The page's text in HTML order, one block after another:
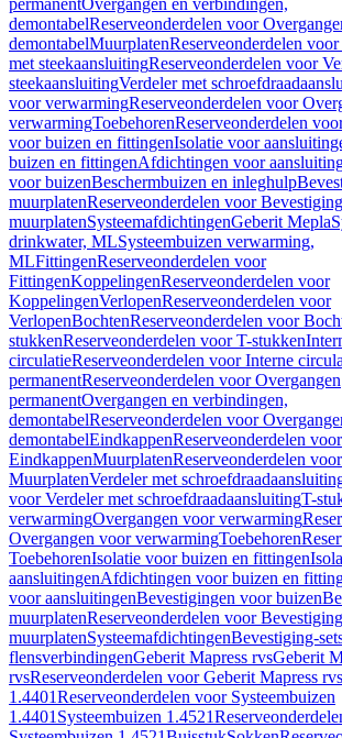
permanentOvergangen en verbindingen,
demontabelReserveonderdelen voor
demontabelMuurplatenReserveonderdelen
met steekaansluitingReserveonderdelen voor
steekaansluitingVerdeler met
voor verwarmingReserveonderdelen voor
verwarmingToebehorenReserveonderdelen
voor buizen en fittingenIsolatie voor
buizen en fittingenAfdichtingen voor
voor buizenBeschermbuizen en inleghulp
muurplatenReserveonderdelen voor
muurplatenSysteemafdichtingenGeberit Mepla
drinkwater, MLSysteembuizen verwarming,
MLFittingenReserveonderdelen voor
FittingenKoppelingenReserveonderdelen voor
KoppelingenVerlopenReserveonderdelen voor
VerlopenBochtenReserveonderdelen voor
stukkenReserveonderdelen voor T-stukken
circulatieReserveonderdelen voor Interne
permanentReserveonderdelen voor Overgangen
permanentOvergangen en verbindingen,
demontabelReserveonderdelen voor
demontabelEindkappenReserveonderdelen voor
EindkappenMuurplatenReserveonderdelen voor
MuurplatenVerdeler met
voor Verdeler met schroefdraadaansluitingT-
verwarmingOvergangen voor verwarming
Overgangen voor verwarmingToebehoren
ToebehorenIsolatie voor buizen en fittingen
aansluitingenAfdichtingen voor buizen en
voor aansluitingenBevestigingen voor buizen
muurplatenReserveonderdelen voor
muurplatenSysteemafdichtingenBevestiging-
flensverbindingenGeberit Mapress rvsGeberit
rvsReserveonderdelen voor Geberit Mapress rvs
1.4401Reserveonderdelen voor Systeembuizen
1.4401 Systeembuizen 1.4521